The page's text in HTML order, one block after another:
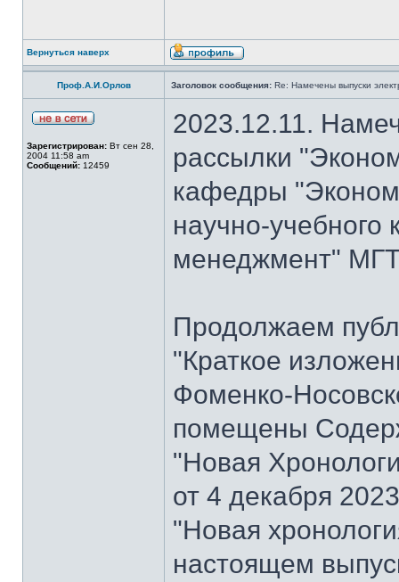
Вернуться наверх
Проф.А.И.Орлов Заголовок сообщения: Re: Намечены выпуски
Зарегистрирован: Вт сен 28,
2004 11:58 am
Сообщений: 12459
2023.12.11.
рассылки
кафедры
научно-
менеджмент"
Продолжаем
"Краткое
Фоменко-
помещены
"Новая
от 4 декабря
"Новая
настоящем